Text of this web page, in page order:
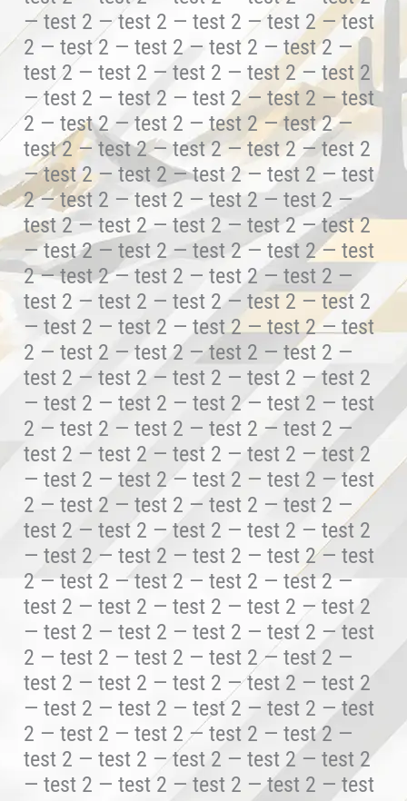
— test 2 — test 2 — test 2 — test 2 — test
2 — test 2 — test 2 — test 2 — test 2 —
test 2 — test 2 — test 2 — test 2 — test 2
— test 2 — test 2 — test 2 — test 2 — test
2 — test 2 — test 2 — test 2 — test 2 —
test 2 — test 2 — test 2 — test 2 — test 2
— test 2 — test 2 — test 2 — test 2 — test
2 — test 2 — test 2 — test 2 — test 2 —
test 2 — test 2 — test 2 — test 2 — test 2
— test 2 — test 2 — test 2 — test 2 — test
2 — test 2 — test 2 — test 2 — test 2 —
test 2 — test 2 — test 2 — test 2 — test 2
— test 2 — test 2 — test 2 — test 2 — test
2 — test 2 — test 2 — test 2 — test 2 —
test 2 — test 2 — test 2 — test 2 — test 2
— test 2 — test 2 — test 2 — test 2 — test
2 — test 2 — test 2 — test 2 — test 2 —
test 2 — test 2 — test 2 — test 2 — test 2
— test 2 — test 2 — test 2 — test 2 — test
2 — test 2 — test 2 — test 2 — test 2 —
test 2 — test 2 — test 2 — test 2 — test 2
— test 2 — test 2 — test 2 — test 2 — test
2 — test 2 — test 2 — test 2 — test 2 —
test 2 — test 2 — test 2 — test 2 — test 2
— test 2 — test 2 — test 2 — test 2 — test
2 — test 2 — test 2 — test 2 — test 2 —
test 2 — test 2 — test 2 — test 2 — test 2
— test 2 — test 2 — test 2 — test 2 — test
2 — test 2 — test 2 — test 2 — test 2 —
test 2 — test 2 — test 2 — test 2 — test 2
— test 2 — test 2 — test 2 — test 2 — test